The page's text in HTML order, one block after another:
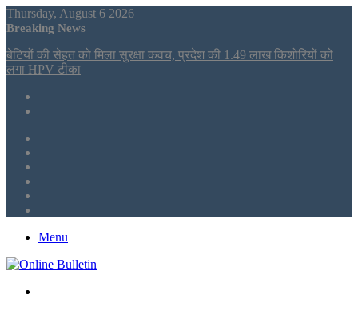
Thursday, August 6 2026
Breaking News
बेटियों की सेहत को मिला सुरक्षा कवच, प्रदेश की 1.49 लाख किशोरियों को
लगा HPV टीका
Menu